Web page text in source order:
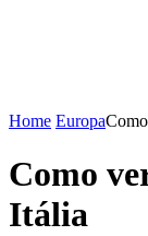
Home Europa
Como
Itália